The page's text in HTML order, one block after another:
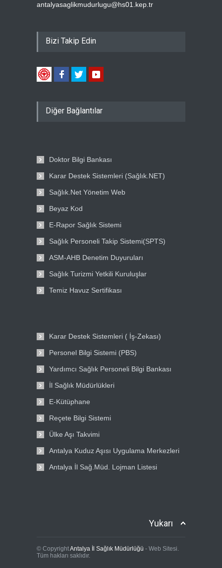
antalyasaglikmudurlugu@hs01.kep.tr
Bizi Takip Edin
Diğer Bağlantılar
Doktor Bilgi Bankası
Karar Destek Sistemleri (Sağlık.NET)
Sağlık.Net Yönetim Web
Beyaz Kod
E-Rapor Sağlık Sistemi
Sağlık Personeli Takip Sistemi(SPTS)
ASM-AHB Denetim Duyuruları
Sağlık Turizmi Yetkili Kuruluşlar
Temiz Havuz Sertifikası
Karar Destek Sistemleri ( İş-Zekası)
Personel Bilgi Sistemi (PBS)
Yardımcı Sağlık Personeli Bilgi Bankası
İl Sağlık Müdürlükleri
E-Kütüphane
Reçete Bilgi Sistemi
Ülke Aşı Takvimi
Antalya Kuduz Aşısı Uygulama Merkezleri
Antalya İl Sağ.Müd. Lojman Listesi
Yukarı
© CopyrightAntalya İl Sağlık Müdürlüğü - Web Sitesi.
Tüm hakları saklıdır.